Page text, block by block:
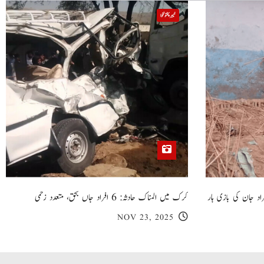
گھر کی چھت گرنے کا سانحہ: 5 افراد جان کی بازی ہار
خیبر پختونخوا
کرک میں المناک حادثہ: 6 افراد جاں بحق، متعدد زخمی
NOV 23, 2025